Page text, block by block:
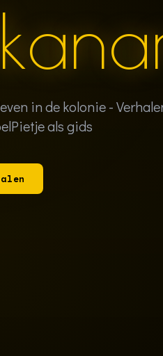
in de kolonie -
als gids